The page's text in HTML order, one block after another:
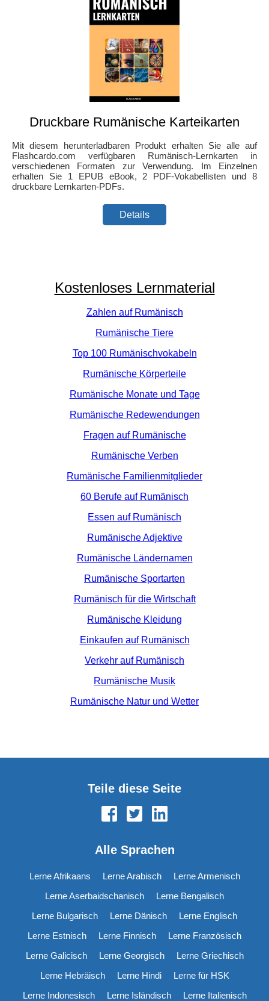
Druckbare Rumänische Karteikarten
Mit diesem herunterladbaren Produkt erhalten Sie alle auf
Flashcardo.com verfügbaren Rumänisch-Lernkarten in
verschiedenen Formaten zur Verwendung. Im Einzelnen
erhalten Sie 1 EPUB eBook, 2 PDF-Vokabellisten und 8
druckbare Lernkarten-PDFs.
Details
Kostenloses Lernmaterial
Zahlen auf Rumänisch
Rumänische Tiere
Top 100 Rumänischvokabeln
Rumänische Körperteile
Rumänische Monate und Tage
Rumänische Redewendungen
Fragen auf Rumänische
Rumänische Verben
Rumänische Familienmitglieder
60 Berufe auf Rumänisch
Essen auf Rumänisch
Rumänische Adjektive
Rumänische Ländernamen
Rumänische Sportarten
Rumänisch für die Wirtschaft
Rumänische Kleidung
Einkaufen auf Rumänisch
Verkehr auf Rumänisch
Rumänische Musik
Rumänische Natur und Wetter
Teile diese Seite
Alle Sprachen
Lerne Afrikaans Lerne Arabisch
Lerne Armenisch
Lerne Aserbaidschanisch
Lerne Bengalisch
Lerne Bulgarisch
Lerne Dänisch
Lerne Englisch
Lerne Estnisch
Lerne Finnisch
Lerne Französisch
Lerne Galicisch
Lerne Georgisch
Lerne Griechisch
Lerne Hebräisch
Lerne Hindi
Lerne für HSK
Lerne Indonesisch
Lerne Isländisch
Lerne Italienisch